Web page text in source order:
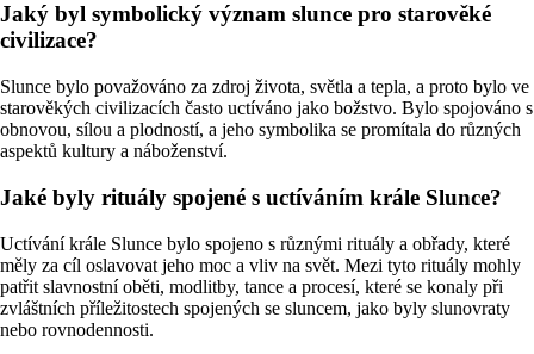
Jaký byl symbolický význam slunce pro starověké
civilizace?
Slunce bylo považováno za zdroj života, světla a tepla, a proto bylo ve
starověkých civilizacích často uctíváno jako božstvo. Bylo spojováno s
obnovou, sílou a plodností, a jeho symbolika se promítala do různých
aspektů kultury a náboženství.
Jaké byly rituály spojené s uctíváním krále Slunce?
Uctívání krále Slunce bylo spojeno s různými rituály a obřady, které
měly za cíl oslavovat jeho moc a vliv na svět. Mezi tyto rituály mohly
patřit slavnostní oběti, modlitby, tance a procesí, které se konaly při
zvláštních příležitostech spojených se sluncem, jako byly slunovraty
nebo rovnodennosti.